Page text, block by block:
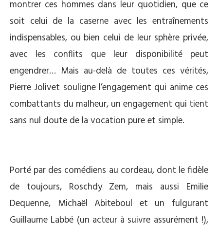
montrer ces hommes dans leur quotidien, que ce
soit celui de la caserne avec les entraînements
indispensables, ou bien celui de leur sphère privée,
avec les conflits que leur disponibilité peut
engendrer… Mais au-delà de toutes ces vérités,
Pierre Jolivet souligne l’engagement qui anime ces
combattants du malheur, un engagement qui tient
sans nul doute de la vocation pure et simple.
Porté par des comédiens au cordeau, dont le fidèle
de toujours, Roschdy Zem, mais aussi Emilie
Dequenne, Michaël Abiteboul et un fulgurant
Guillaume Labbé (un acteur à suivre assurément !),